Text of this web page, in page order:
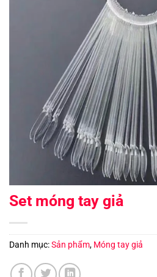
Set móng tay giả
Danh mục:Sản phẩm, Móng tay giả